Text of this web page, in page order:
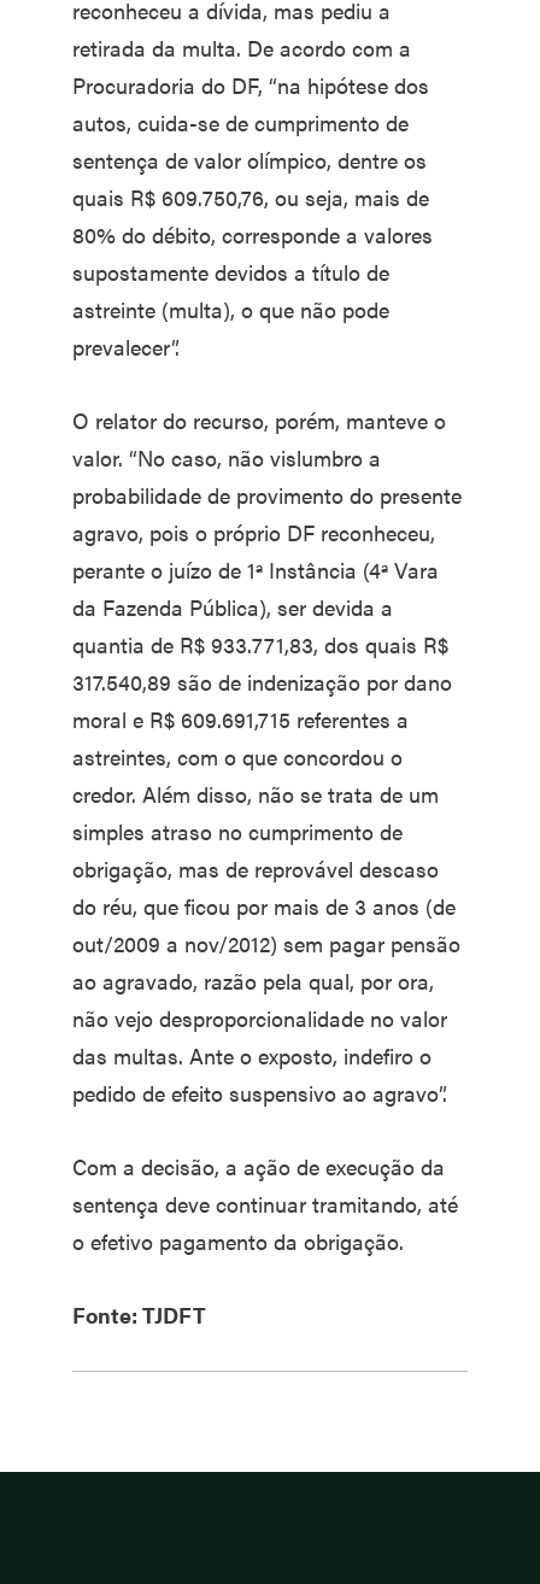
reconheceu a dívida, mas pediu a
retirada da multa. De acordo com a
Procuradoria do DF, “na hipótese dos
autos, cuida-se de cumprimento de
sentença de valor olímpico, dentre os
quais R$ 609.750,76, ou seja, mais de
80% do débito, corresponde a valores
supostamente devidos a título de
astreinte (multa), o que não pode
prevalecer”.
O relator do recurso, porém, manteve o
valor. “No caso, não vislumbro a
probabilidade de provimento do presente
agravo, pois o próprio DF reconheceu,
perante o juízo de 1ª Instância (4ª Vara
da Fazenda Pública), ser devida a
quantia de R$ 933.771,83, dos quais R$
317.540,89 são de indenização por dano
moral e R$ 609.691,715 referentes a
astreintes, com o que concordou o
credor. Além disso, não se trata de um
simples atraso no cumprimento de
obrigação, mas de reprovável descaso
do réu, que ficou por mais de 3 anos (de
out/2009 a nov/2012) sem pagar pensão
ao agravado, razão pela qual, por ora,
não vejo desproporcionalidade no valor
das multas. Ante o exposto, indefiro o
pedido de efeito suspensivo ao agravo”.
Com a decisão, a ação de execução da
sentença deve continuar tramitando, até
o efetivo pagamento da obrigação.
Fonte: TJDFT